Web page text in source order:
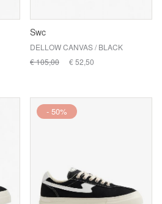
Swc
DELLOW CANVAS / BLACK
€ 105,00
€ 52,50
- 50%